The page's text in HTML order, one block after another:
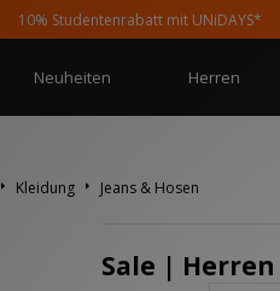
10% Studentenrabatt mit UNiDAYS*
Neuheiten Herren
Kleidung Jeans & Hosen
Sale | Herren